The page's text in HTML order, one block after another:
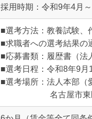
採用時期：令和9年4月～
■選考方法：教養試験
■求職者への選考結果の
■応募書類：履歴書（法
■選考日程：令和8年9
■選考場所：法人本部
名古屋市東区出